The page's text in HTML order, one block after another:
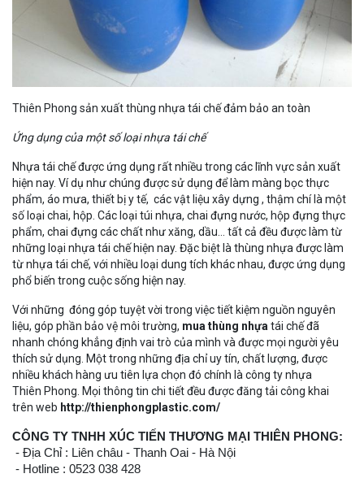
Thiên Phong sản xuất thùng nhựa tái chế đảm bảo an toàn
Ứng dụng của một số loại nhựa tái chế
Nhựa tái chế được ứng dụng rất nhiều trong các lĩnh vực sản xuất
hiện nay. Ví dụ như chúng được sử dụng để làm màng bọc thực
phẩm, áo mưa, thiết bị y tế, các vật liệu xây dựng , thậm chí là một
số loại chai, hộp. Các loại túi nhựa, chai đựng nước, hộp đựng thực
phẩm, chai đựng các chất như xăng, dầu… tất cả đều được làm từ
những loại nhựa tái chế hiện nay. Đặc biệt là thùng nhựa được làm
từ nhựa tái chế, với nhiều loại dung tích khác nhau, được ứng dụng
phổ biến trong cuộc sống hiện nay.
Với những đóng góp tuyệt vời trong việc tiết kiệm nguồn nguyên
liệu, góp phần bảo vệ môi trường, mua thùng nhựa tái chế đã
nhanh chóng khẳng định vai trò của mình và được mọi người yêu
thích sử dụng. Một trong những địa chỉ uy tín, chất lượng, được
nhiều khách hàng ưu tiên lựa chọn đó chính là công ty nhựa
Thiên Phong. Mọi thông tin chi tiết đều được đăng tải công khai
trên web http://thienphongplastic.com/
CÔNG TY TNHH XÚC TIẾN THƯƠNG MẠI THIÊN PHONG:
- Địa Chỉ : Liên châu - Thanh Oai - Hà Nội
- Hotline : 0523 038 428